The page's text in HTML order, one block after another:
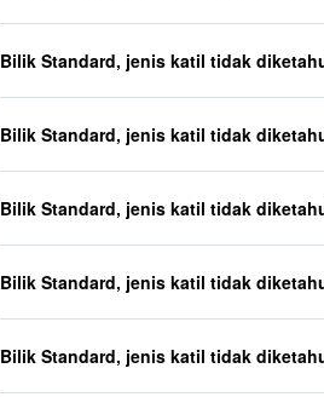
Bilik Standard, jenis katil tidak
Bilik Standard, jenis katil tidak
Bilik Standard, jenis katil tidak
Bilik Standard, jenis katil tidak
Bilik Standard, jenis katil tidak